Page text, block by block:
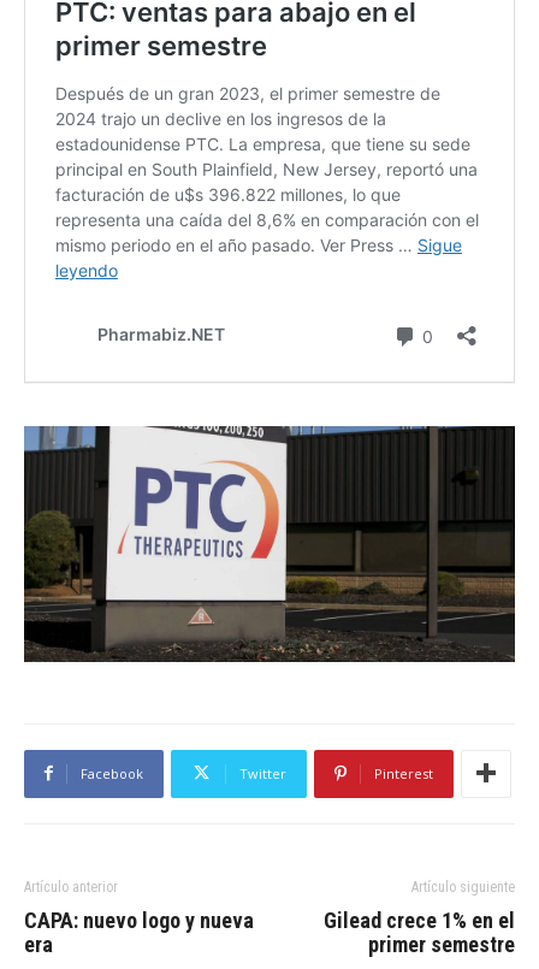
Facebook Twitter Pinterest
Artículo anterior
CAPA: nuevo logo y nueva
era
Artículo siguiente
Gilead crece 1% en el
primer semestre